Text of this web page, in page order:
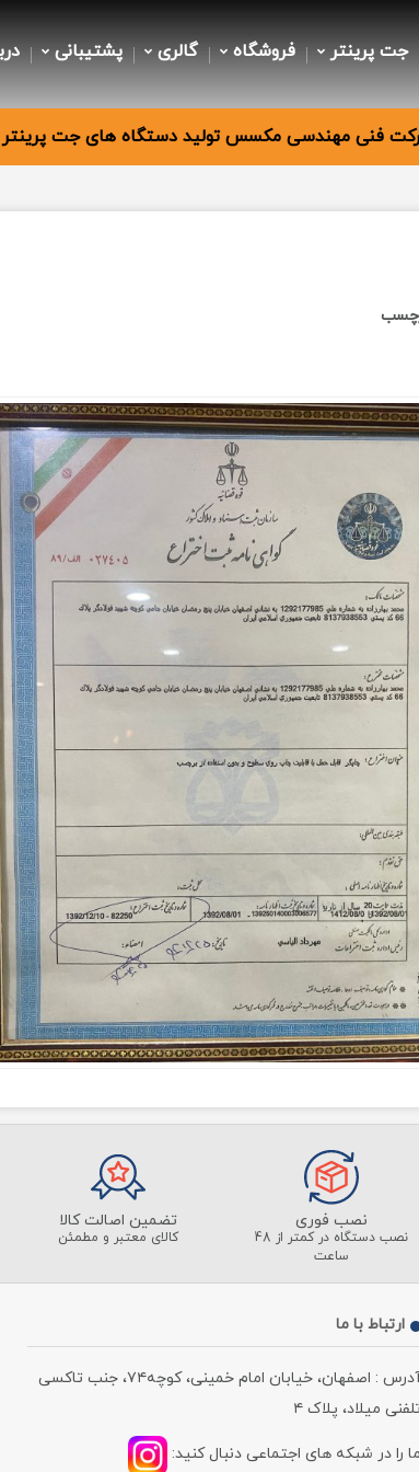
جت پرینتر فروشگاه گالری پشتیبانی
فنی مهندسی مکسس تولید دستگاه های جت پرینتر
نصب فوری
نصب دستگاه در کمتر از 48
ساعت
تضمین اصالت کالا
کالای معتبر و مطمئن
ارتباط با ما
آدرس : اصفهان، خیابان امام خمینی، کوچه۷۴، جنب تاکسی
میلاد، پلاک ۴
ما را در شبکه های اجتماعی دنبال کنید: